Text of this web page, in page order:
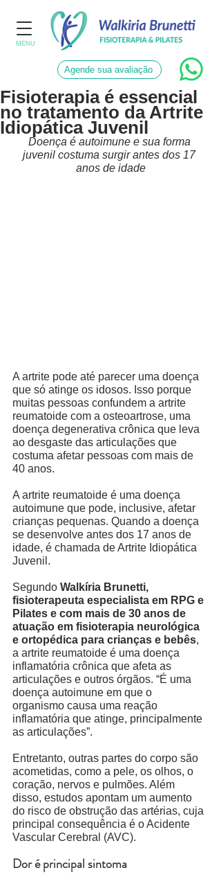
MENU
Agende sua avaliação
Fisioterapia é essencial
no tratamento da Artrite
Idiopática Juvenil
Doença é autoimune e sua forma
juvenil costuma surgir antes dos 17
anos de idade
A artrite pode até parecer uma doença
que só atinge os idosos. Isso porque
muitas pessoas confundem a artrite
reumatoide com a osteoartrose, uma
doença degenerativa crônica que leva
ao desgaste das articulações que
costuma afetar pessoas com mais de
40 anos.
A artrite reumatoide é uma doença
autoimune que pode, inclusive, afetar
crianças pequenas. Quando a doença
se desenvolve antes dos 17 anos de
idade, é chamada de Artrite Idiopática
Juvenil.
Segundo Walkíria Brunetti,
fisioterapeuta especialista em RPG e
Pilates e com mais de 30 anos de
atuação em fisioterapia neurológica
e ortopédica para crianças e bebês,
a artrite reumatoide é uma doença
inflamatória crônica que afeta as
articulações e outros órgãos. “É uma
doença autoimune em que o
organismo causa uma reação
inflamatória que atinge, principalmente
as articulações”.
Entretanto, outras partes do corpo são
acometidas, como a pele, os olhos, o
coração, nervos e pulmões. Além
disso, estudos apontam um aumento
do risco de obstrução das artérias, cuja
principal consequência é o Acidente
Vascular Cerebral (AVC).
Dor é principal sintoma